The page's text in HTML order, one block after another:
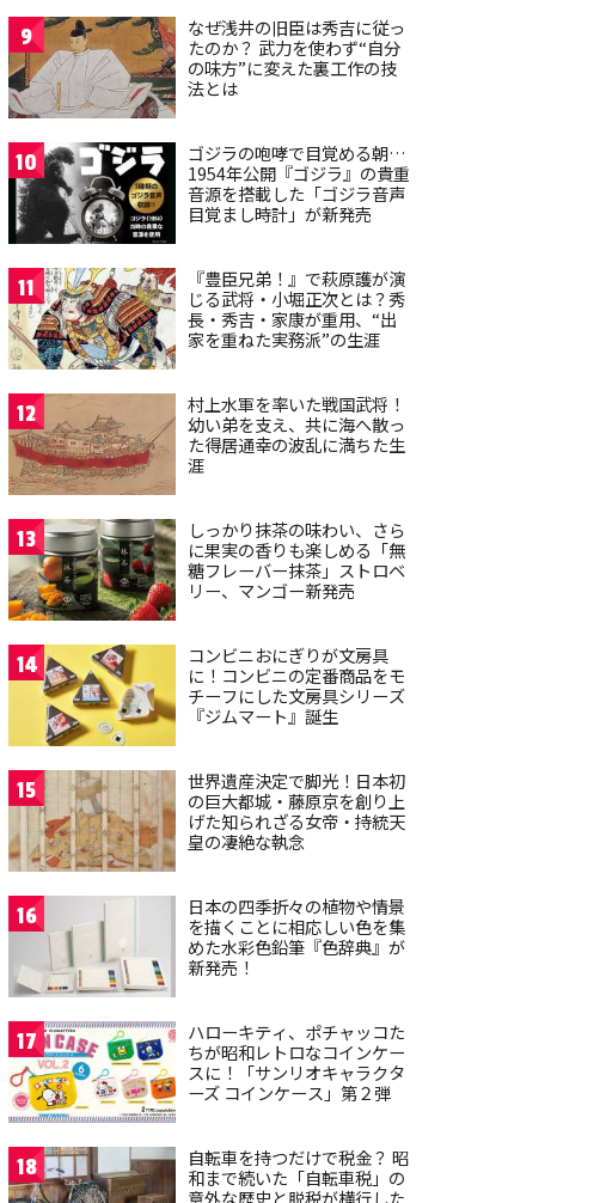
9
なぜ浅井の旧臣は秀吉に従っ
たのか？ 武力を使わず“自分
の味方”に変えた裏工作の技
法とは
10
ゴジラの咆哮で目覚める朝…
1954年公開『ゴジラ』の貴重
音源を搭載した「ゴジラ音声
目覚まし時計」が新発売
11
『豊臣兄弟！』で萩原護が演
じる武将・小堀正次とは？秀
長・秀吉・家康が重用、“出
家を重ねた実務派”の生涯
12
村上水軍を率いた戦国武将！
幼い弟を支え、共に海へ散っ
た得居通幸の波乱に満ちた生
涯
13
しっかり抹茶の味わい、さら
に果実の香りも楽しめる「無
糖フレーバー抹茶」ストロベ
リー、マンゴー新発売
14
コンビニおにぎりが文房具
に！コンビニの定番商品をモ
チーフにした文房具シリーズ
『ジムマート』誕生
15
世界遺産決定で脚光！日本初
の巨大都城・藤原京を創り上
げた知られざる女帝・持統天
皇の凄絶な執念
16
日本の四季折々の植物や情景
を描くことに相応しい色を集
めた水彩色鉛筆『色辞典』が
新発売！
17
ハローキティ、ポチャッコた
ちが昭和レトロなコインケー
スに！「サンリオキャラクタ
ーズ コインケース」第２弾
18
自転車を持つだけで税金？ 昭
和まで続いた「自転車税」の
意外な歴史と脱税が横行した